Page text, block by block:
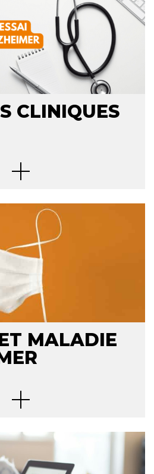
CLINIQUES
MALADIE